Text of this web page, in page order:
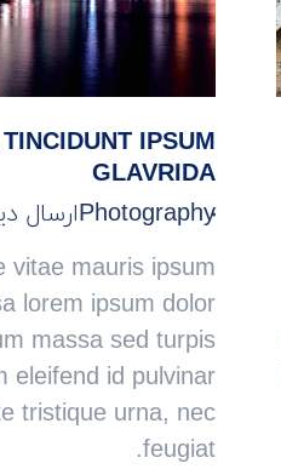
IPSUM
GLAVRIDA
Photographyارسال
vitae mauris ipsum
lorem ipsum dolor
massa sed turpis
eleifend id pulvinar
tristique urna, nec
feugiat.